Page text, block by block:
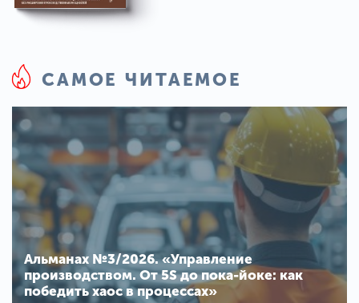
САМОЕ ЧИТАЕМОЕ
Альманах №3/2026. «Управление
производством. От 5S до пока-йоке: как
победить хаос в процессах»